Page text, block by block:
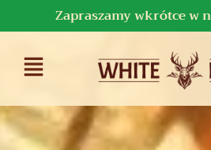
Zapraszamy wkrótce w